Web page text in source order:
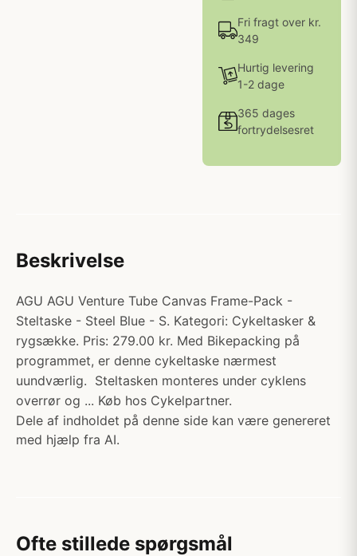
Fri fragt over kr.
349
Hurtig levering
1-2 dage
365 dages
fortrydelsesret
Beskrivelse
AGU AGU Venture Tube Canvas Frame-Pack -
Steltaske - Steel Blue - S. Kategori: Cykeltasker &
rygsække. Pris: 279.00 kr. Med Bikepacking på
programmet, er denne cykeltaske nærmest
uundværlig. Steltasken monteres under cyklens
overrør og ... Køb hos Cykelpartner.
Dele af indholdet på denne side kan være genereret
med hjælp fra AI.
Ofte stillede spørgsmål